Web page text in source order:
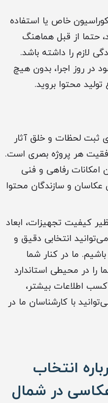
خاص یا استفاده
حتما از قبل هماهنگ
لازم را داشته باشد.
در روز اجرا، بدون هیچ
محتوا بروید.
ثبت لحظات و خلق آثار
هر پروژه بصری است.
امکانات رفاهی و فنی
عکاسان و سازندگان محتوا
کیفیت تجهیزات، ابعاد
انتخابی دقیق و
ما در کنار شما
را در محیطی استاندارد
اطلاعات بیشتر،
با کارشناسان ما در
انتخاب
در شمال